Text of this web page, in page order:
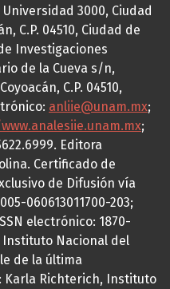
3000, Ciudad
C.P. 04510, Ciudad de
Investigaciones
de la Cueva s/n,
C.P. 04510,
anliie@unam.mx;
;
Editora
Certificado de
de Difusión vía
060613011700-203;
electrónico: 1870-
Instituto Nacional del
de la última
Karla Richterich, Instituto